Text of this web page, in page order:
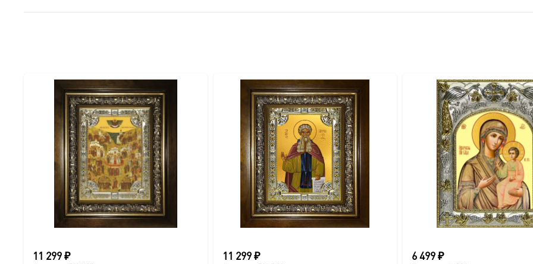
Эта икона станет прекрасным духовным подарком:
● На день Ангела (именины) — в честь небесного покровителя.
● На Крещение ребенка или взрослого.
● На день рождения как символ защиты и заступничества.
● На венчание или годовщину брака (для парных икон или образов покровителей семьи).
● На новоселье для освящения домашнего очага.
Доставка и заказ:
11 299₽ 11 299₽ 6 499₽